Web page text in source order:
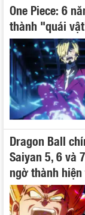
One Piece: 6
thành "quái
Dragon Ball
Saiyan 5, 6 và
ngờ thành